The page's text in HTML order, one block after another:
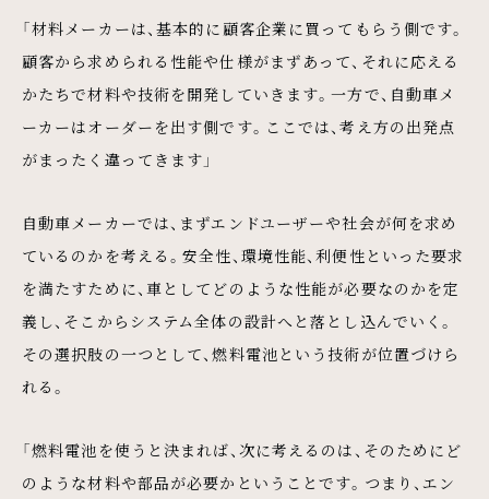
「材料メーカーは、基本的に顧客企業に買ってもらう側です。
顧客から求められる性能や仕様がまずあって、それに応える
かたちで材料や技術を開発していきます。一方で、自動車メ
ーカーはオーダーを出す側です。ここでは、考え方の出発点
がまったく違ってきます」
自動車メーカーでは、まずエンドユーザーや社会が何を求め
ているのかを考える。安全性、環境性能、利便性といった要求
を満たすために、車としてどのような性能が必要なのかを定
義し、そこからシステム全体の設計へと落とし込んでいく。
その選択肢の一つとして、燃料電池という技術が位置づけら
れる。
「燃料電池を使うと決まれば、次に考えるのは、そのためにど
のような材料や部品が必要かということです。つまり、エン